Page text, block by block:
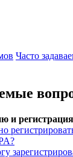
Часто
и регистрация